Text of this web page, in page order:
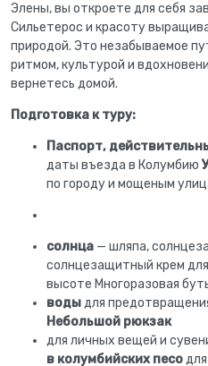
Элены, вы откроете для себя
Сильетерос и красоту
природой. Это незабываемое
ритмом, культурой и
вернетесь домой.
Подготовка к туру:
Паспорт,
даты въезда в Колумбию
по городу и мощеным
солнца — шляпа,
солнцезащитный крем
высоте Многоразовая
водыдля
Небольшой рюкзак
для личных вещей и
в колумбийских песо